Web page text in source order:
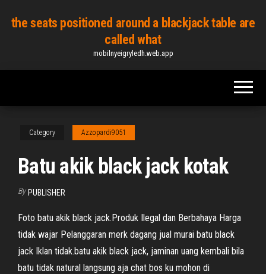
the seats positioned around a blackjack table are
called what
mobilnyeigryledh.web.app
Category Azzopardi9051
Batu akik black jack kotak
By PUBLISHER
Foto batu akik black jack.Produk Ilegal dan Berbahaya Harga
tidak wajar Pelanggaran merk dagang jual murai batu black
jack Iklan tidak.batu akik black jack, jaminan uang kembali bila
batu tidak natural langsung aja chat bos ku mohon di